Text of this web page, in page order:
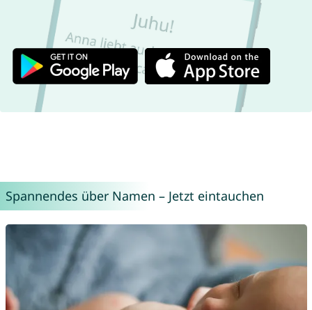
Spannendes über Namen – Jetzt eintauchen